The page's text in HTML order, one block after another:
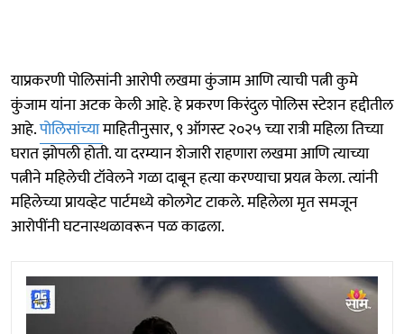
याप्रकरणी पोलिसांनी आरोपी लखमा कुंजाम आणि त्याची पत्नी कुमे
कुंजाम यांना अटक केली आहे. हे प्रकरण किरंदुल पोलिस स्टेशन हद्दीतील
आहे.पोलिसांच्यामाहितीनुसार, ९ ऑगस्ट २०२५ च्या रात्री महिला तिच्या
घरात झोपली होती. या दरम्यान शेजारी राहणारा लखमा आणि त्याच्या
पत्नीने महिलेची टॉवेलने गळा दाबून हत्या करण्याचा प्रयत्न केला. त्यांनी
महिलेच्या प्रायव्हेट पार्टमध्ये कोलगेट टाकले. महिलेला मृत समजून
आरोपींनी घटनास्थळावरून पळ काढला.